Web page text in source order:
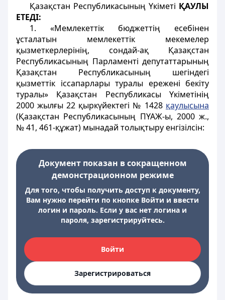
Қазақстан Республикасының Үкіметі ҚАУЛЫ
ЕТЕДІ:
1. «Мемлекеттік бюджеттің есебінен
ұсталатын мемлекеттік мекемелер
қызметкерлерінің, сондай-ақ Қазақстан
Республикасының Парламенті депутаттарының
Қазақстан Республикасының шегіндегі
қызметтік іссапарлары туралы ережені бекіту
туралы» Қазақстан Республикасы Үкіметінің
2000 жылғы 22 қыркүйектегі № 1428 қаулысына
(Қазақстан Республикасының ПҮАЖ-ы, 2000 ж.,
№ 41, 461-құжат) мынадай толықтыру енгізілсін:
Документ показан в сокращенном
демонстрационном режиме
Для того, чтобы получить доступ к документу,
Вам нужно перейти по кнопке Войти и ввести
логин и пароль. Если у вас нет логина и
пароля, зарегистрируйтесь.
Войти
Зарегистрироваться